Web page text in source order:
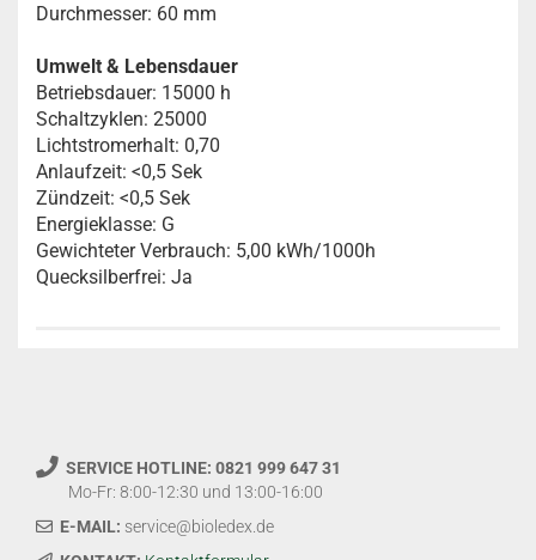
Durchmesser: 60 mm
Umwelt & Lebensdauer
Betriebsdauer: 15000 h
Schaltzyklen: 25000
Lichtstromerhalt: 0,70
Anlaufzeit: <0,5 Sek
Zündzeit: <0,5 Sek
Energieklasse: G
Gewichteter Verbrauch: 5,00 kWh/1000h
Quecksilberfrei: Ja
SERVICE HOTLINE: 0821 999 647 31
Mo-Fr: 8:00-12:30 und 13:00-16:00
E-MAIL: service@bioledex.de